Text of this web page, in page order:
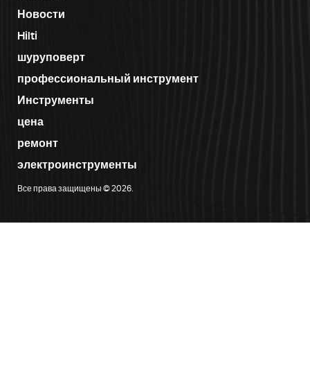
Новости
Hilti
шуруповерт
профессиональный инструмент
Инструменты
цена
ремонт
электроинструменты
Все права защищены © 2026.